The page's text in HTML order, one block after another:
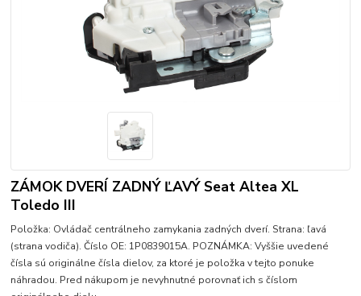
ZÁMOK DVERÍ ZADNÝ ĽAVÝ Seat Altea XL
Toledo III
Položka: Ovládač centrálneho zamykania zadných dverí. Strana: ľavá
(strana vodiča). Číslo OE: 1P0839015A. POZNÁMKA: Vyššie uvedené
čísla sú originálne čísla dielov, za ktoré je položka v tejto ponuke
náhradou. Pred nákupom je nevyhnutné porovnať ich s číslom